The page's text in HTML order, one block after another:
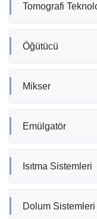
Tomografi
Öğütücü
Mikser
Emülgatör
Isıtma Sistemleri
Dolum Sistemleri